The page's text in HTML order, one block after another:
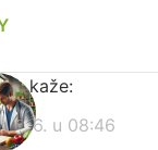
kaže:
u 08:46